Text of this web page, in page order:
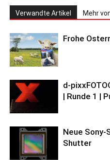
Verwandte Artikel Mehr
Frohe
d-
| Runde 1 |
Neue Sony-
Shutter